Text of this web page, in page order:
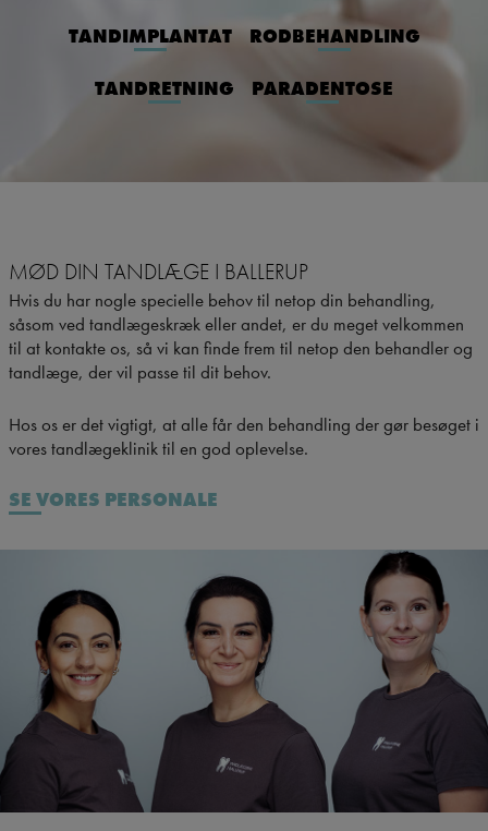
TANDIMPLANTAT RODBEHANDLING
TANDRETNING PARADENTOSE
MØD DIN TANDLÆGE I BALLERUP
Hvis du har nogle specielle behov til netop din behandling,
såsom ved tandlægeskræk eller andet, er du meget velkommen
til at kontakte os, så vi kan finde frem til netop den behandler og
tandlæge, der vil passe til dit behov.
Hos os er det vigtigt, at alle får den behandling der gør besøget i
vores tandlægeklinik til en god oplevelse.
SE VORES PERSONALE